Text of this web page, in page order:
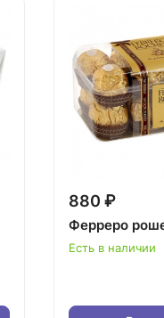
880 ₽
Ферреро
Есть в наличии